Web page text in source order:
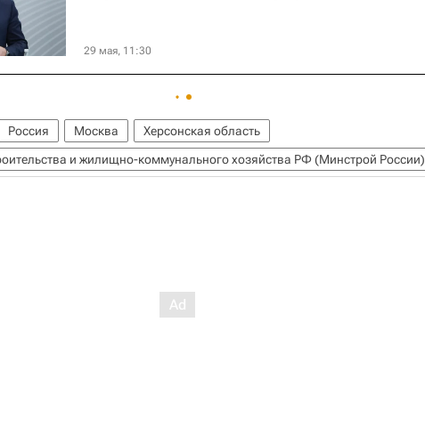
29 мая, 11:30
Россия Москва
Херсонская область
и жилищно-коммунального хозяйства РФ (Минстрой России)